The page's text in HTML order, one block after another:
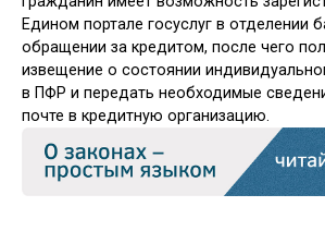
Едином портале госуслуг в отделении
обращении за кредитом, после чего
извещение о состоянии
в ПФР и передать необходимые
почте в кредитную организацию.